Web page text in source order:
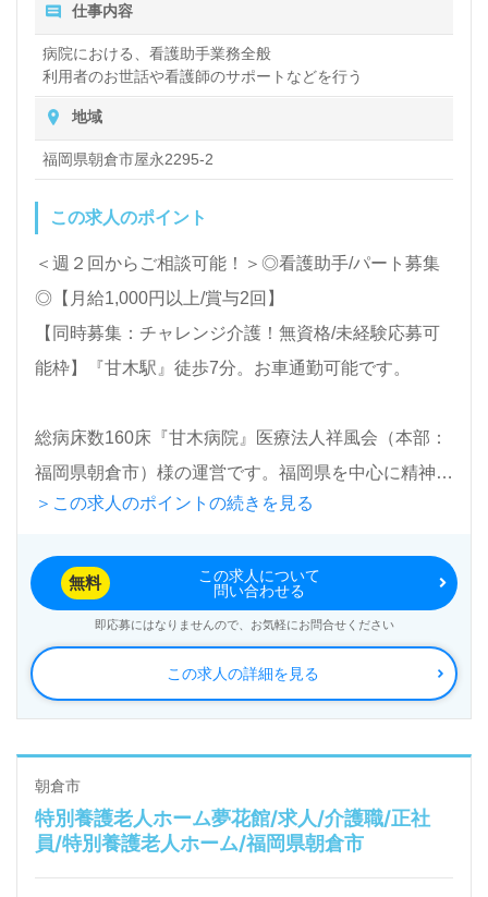
LINE、メール、お電話などご希望に応じてお問い合
わせ/ご相談可能です。転職相談、求人紹介、年収交
渉など完全無料サービスをご利用いただけます。＜非
公開求人も取扱いあり！＞"転職支援"のプロと一緒に
転職活動！お問い合わせお待ちしております。
仕事内容
病院における、看護助手業務全般
利用者のお世話や看護師のサポートなどを行う
地域
福岡県朝倉市屋永2295-2
この求人のポイント
＜週２回からご相談可能！＞◎看護助手/パート募集
◎【月給1,000円以上/賞与2回】
【同時募集：チャレンジ介護！無資格/未経験応募可
能枠】『甘木駅』徒歩7分。お車通勤可能です。
総病床数160床『甘木病院』医療法人祥風会（本部：
福岡県朝倉市）様の運営です。福岡県を中心に精神
科、心療内科、内科を専門とする病院を展開されてい
◎ご希望の働き方（扶養内、勤務日数、曜日）等、担
当コンサルタントへお伝えください◎
看護助手や介護職経験のある方はもちろん、これから
介護職を目指される方も幅広く募集します。『日勤で
介護職に携わりたい』『週3回だけ働きたい』『曜日
を固定して働きたい』『将来的には正社員を目指した
い』等の方も大歓迎の職場です。中途入社の方もすぐ
になじんでいただける温かな職場環境がございます。
＞この求人のポイントの続きを見る
この求人の詳細を見る
無料
この求人について
問い合わせる
即応募にはなりませんので、お気軽にお問合せください
朝倉市
特別養護老人ホーム夢花館/求人/介護職/正社
員/特別養護老人ホーム/福岡県朝倉市